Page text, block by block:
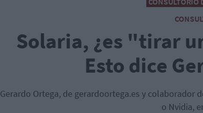
Solaria, ¿es "tirar
Esto dice
Gerardo Ortega, de gerardoortega.es y colaborador
o Nvidia,